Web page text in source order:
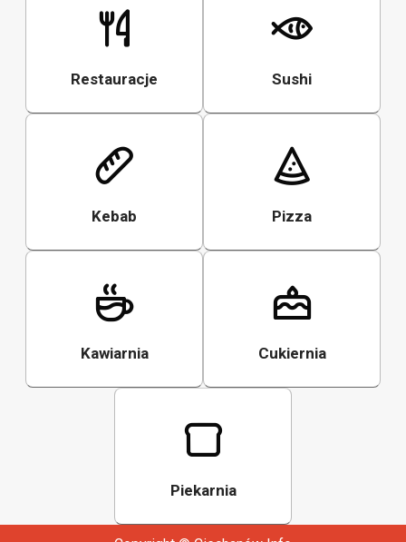
Restauracje Sushi
Kebab Pizza
Kawiarnia Cukiernia
Piekarnia